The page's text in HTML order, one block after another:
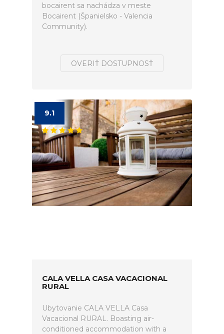
bocairent sa nachádza v meste
Bocairent (Španielsko - Valencia
Community).
OVERIŤ DOSTUPNOSŤ
9.1
CALA VELLA CASA VACACIONAL
RURAL
Ubytovanie CALA VELLA Casa
Vacacional RURAL. Boasting air-
conditioned accommodation with a